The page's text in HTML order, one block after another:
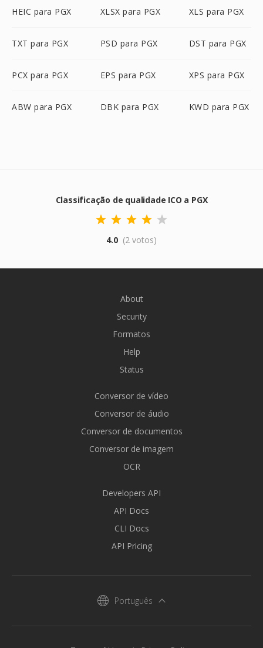
HEIC para PGX XLSX para PGX XLS para PGX
TXT para PGX PSD para PGX DST para PGX
PCX para PGX EPS para PGX XPS para PGX
ABW para PGX DBK para PGX KWD para PGX
Classificação de qualidade ICO a PGX
4.0 (2 votos)
About
Security
Formatos
Help
Status
Conversor de vídeo
Conversor de áudio
Conversor de documentos
Conversor de imagem
OCR
Developers API
API Docs
CLI Docs
API Pricing
Português